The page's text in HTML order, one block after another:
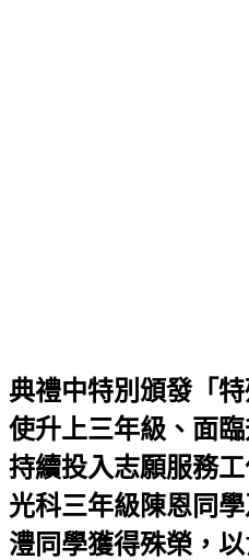
典禮中特別頒發「
使升上三年級、面
持續投入志願服務
光科三年級陳恩同
澧同學獲得殊榮，